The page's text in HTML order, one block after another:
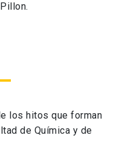
los hitos que forman
de Química y de